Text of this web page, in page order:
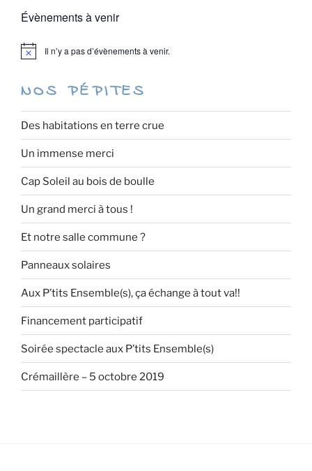
Évènements à venir
N
i
e
Il n’y a pas d’évènements à venir.
NOS PÉPITES
Des habitations en terre crue
Un immense merci
Cap Soleil au bois de boulle
Un grand merci à tous !
Et notre salle commune ?
Panneaux solaires
Aux P’tits Ensemble(s), ça échange à tout va!!
Financement participatif
Soirée spectacle aux P’tits Ensemble(s)
Crémaillère – 5 octobre 2019